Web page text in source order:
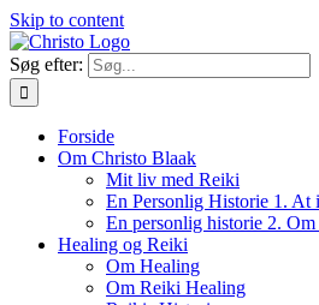
Skip to content
Søg efter:
Forside
Om Christo Blaak
Mit liv med Reiki
En Personlig Historie 1. At
En personlig historie 2. Om
Healing og Reiki
Om Healing
Om Reiki Healing